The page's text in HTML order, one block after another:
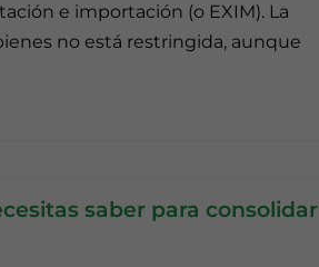
e importación (o EXIM). La
no está restringida, aunque
saber para consolidar